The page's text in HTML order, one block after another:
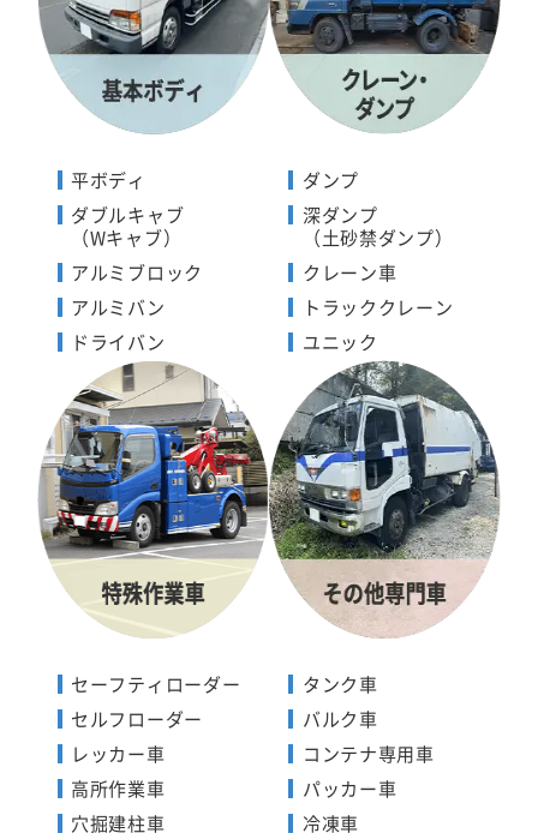
平ボディ
ダブルキャブ
（Wキャブ）
アルミブロック
アルミバン
ドライバン
ダンプ
深ダンプ
（土砂禁ダンプ）
クレーン車
トラッククレーン
ユニック
セーフティローダー
セルフローダー
レッカー車
高所作業車
穴掘建柱車
タンク車
バルク車
コンテナ専用車
パッカー車
冷凍車